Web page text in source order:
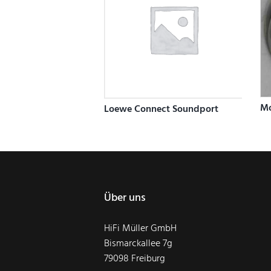
Loewe Connect Soundport
Über uns
HiFi Müller GmbH
Bismarckallee 7g
79098 Freiburg